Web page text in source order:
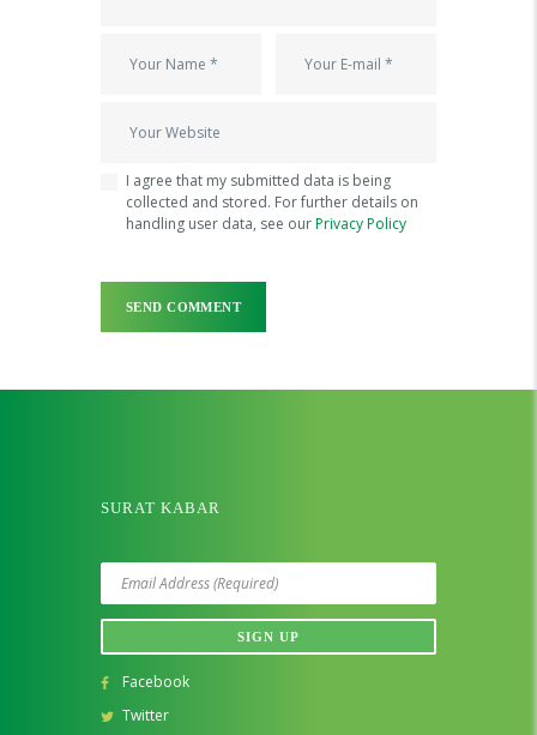
I agree that my submitted data is being
collected and stored. For further details on
handling user data, see ourPrivacy Policy
SURAT KABAR
Facebook
Twitter